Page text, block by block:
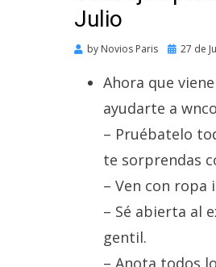
Julio
by Novios Paris
Posted
27 de
Ahora que
ayudarte a
– Pruébatelo
te sorprendas
– Ven con
– Sé abierta al
gentil.
– Anota todos